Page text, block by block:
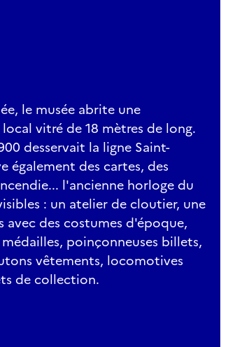
le musée abrite une
vitré de 18 mètres de long.
desservait la ligne Saint-
également des cartes, des
l'ancienne horloge du
: un atelier de cloutier, une
avec des costumes d'époque,
poinçonneuses billets,
vêtements, locomotives
de collection.